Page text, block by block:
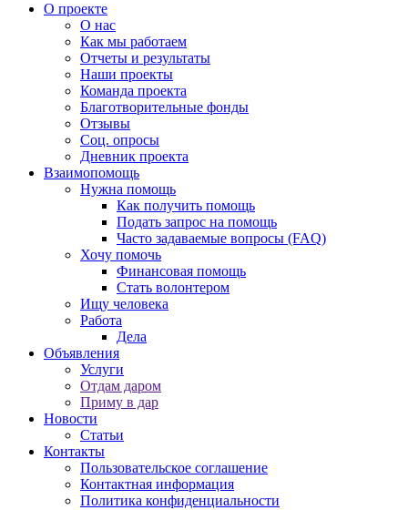
О проекте
О нас
Как мы работаем
Отчеты и результаты
Наши проекты
Команда проекта
Благотворительные фонды
Отзывы
Соц. опросы
Дневник проекта
Взаимопомощь
Нужна помощь
Как получить помощь
Подать запрос на помощь
Часто задаваемые вопросы (FAQ)
Хочу помочь
Финансовая помощь
Стать волонтером
Ищу человека
Работа
Дела
Объявления
Услуги
Отдам даром
Приму в дар
Новости
Статьи
Контакты
Пользовательское соглашение
Контактная информация
Политика конфиденциальности